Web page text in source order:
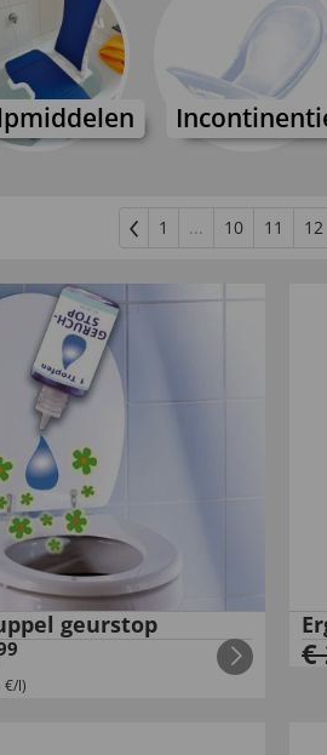
1 ... 10 11 12
geurstop
€/l)
€